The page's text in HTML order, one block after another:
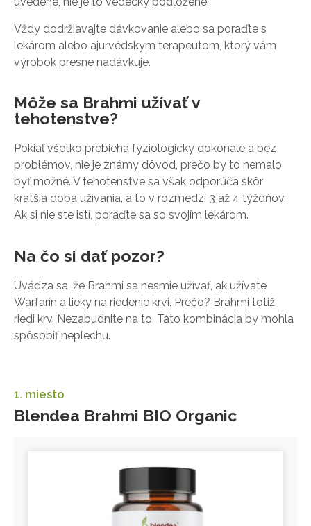
Vždy dodržiavajte dávkovanie alebo sa poraďte s
lekárom alebo ajurvédskym terapeutom, ktorý vám
výrobok presne nadávkuje.
Môže sa Brahmi užívať v
tehotenstve?
Pokiaľ všetko prebieha fyziologicky dokonale a bez
problémov, nie je známy dôvod, prečo by to nemalo
byť možné. V tehotenstve sa však odporúča skôr
kratšia doba užívania, a to v rozmedzí 3 až 4 týždňov.
Ak si nie ste istí, poraďte sa so svojím lekárom.
Na čo si dať pozor?
Uvádza sa, že Brahmi sa nesmie užívať, ak užívate
Warfarín a lieky na riedenie krvi. Prečo? Brahmi totiž
riedi krv. Nezabudnite na to. Táto kombinácia by mohla
spôsobiť neplechu.
1. miesto
Blendea Brahmi BIO Organic